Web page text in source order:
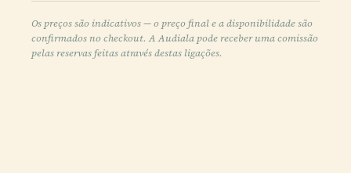
Os preços são indicativos — o preço final e a disponibilidade são
confirmados no checkout. A Audiala pode receber uma comissão
pelas reservas feitas através destas ligações.